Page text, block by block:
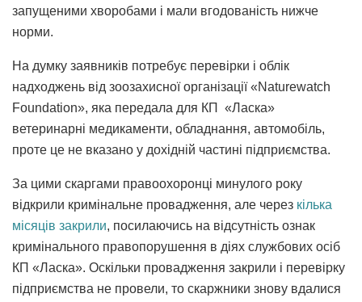
запущеними хворобами і мали вгодованість нижче
норми.
На думку заявників потребує перевірки і облік
надходжень від зоозахисної організації «Naturewatch
Foundation», яка передала для КП «Ласка»
ветеринарні медикаменти, обладнання, автомобіль,
проте це не вказано у дохідній частині підприємства.
За цими скаргами правоохоронці минулого року
відкрили кримінальне провадження, але через кілька
місяців закрили, посилаючись на відсутність ознак
кримінального правопорушення в діях службових осіб
КП «Ласка». Оскільки провадження закрили і перевірку
підприємства не провели, то скаржники знову вдалися